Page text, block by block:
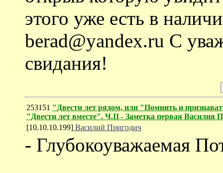
этого уже есть в
berad@yandex.ru С
свидания!
253151 "Двести лет рядом, или "Помнить и
"Двести лет вместе". Ч.II - Заметка первая
[10.10.10.199] Василий Пригодич
- Глубокоуважаемая